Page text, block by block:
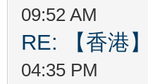
09:52 AM
RE: 【香港
04:35 PM